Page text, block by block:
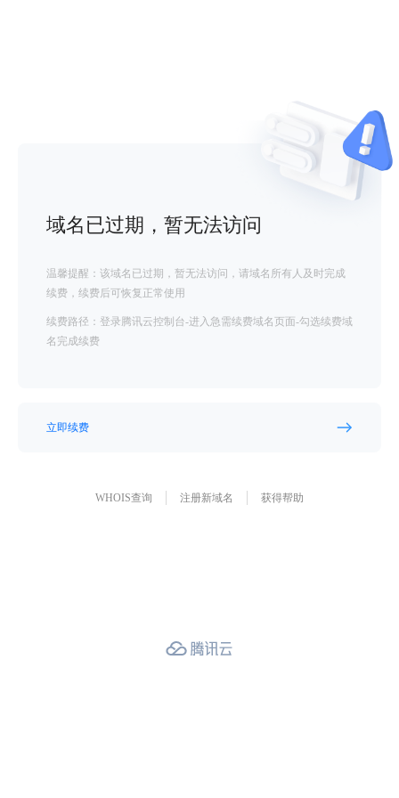
域名已过期，暂无法访问
温馨提醒：该域名已过期，暂无法访问，请域名所有人及时完成
续费，续费后可恢复正常使用
续费路径：登录腾讯云控制台-进入急需续费域名页面-勾选续费域
名完成续费
立即续费
WHOIS查询 注册新域名 获得帮助